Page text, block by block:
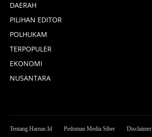
DAERAH
PILIHAN EDITOR
POLHUKAM
TERPOPULER
EKONOMI
NUSANTARA
Tentang Harnas.Id Pedoman Media Siber Disclaimer